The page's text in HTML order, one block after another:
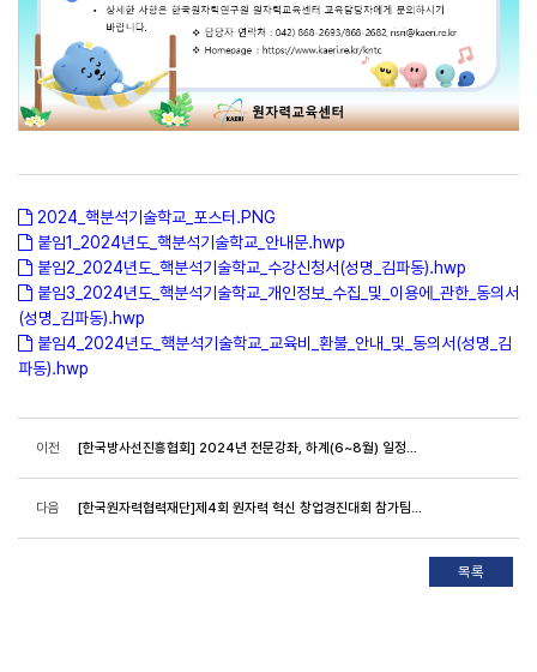
2024_핵분석기술학교_포스터.PNG
붙임1_2024년도_핵분석기술학교_안내문.hwp
붙임2_2024년도_핵분석기술학교_수강신청서(성명_김파동).hwp
붙임3_2024년도_핵분석기술학교_개인정보_수집_및_이용에_관한_동의서
(성명_김파동).hwp
붙임4_2024년도_핵분석기술학교_교육비_환불_안내_및_동의서(성명_김
파동).hwp
이전
다음